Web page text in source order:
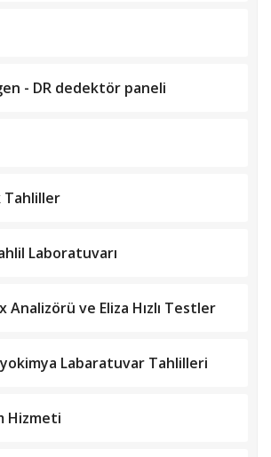
- DR dedektör paneli
Tahliller
Laboratuvarı
Analizörü ve Eliza Hızlı Testler
Labaratuvar Tahlilleri
Hizmeti